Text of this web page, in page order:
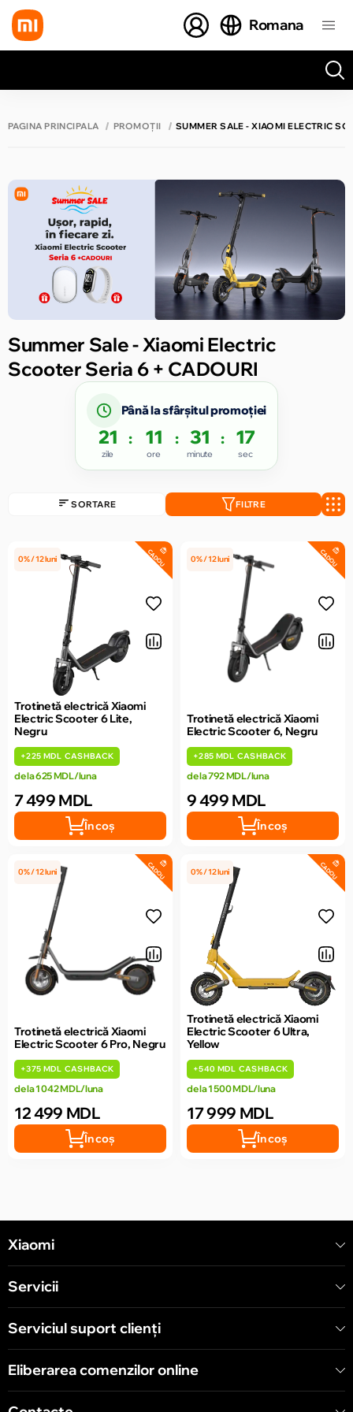
Romana
PAGINA PRINCIPALĂ PROMOȚII SUMMER SALE - XIAOMI ELECTRIC
Summer Sale - Xiaomi Electric
Scooter Seria 6 + CADOURI
Până la sfârșitul promoției
21
zile
: 11
ore
: 31
minute
: 17
sec
SORTARE FILTRE
CADOU
0% / 12 luni
Trotinetă electrică Xiaomi
Electric Scooter 6 Lite,
Negru
+225 MDL CASHBACK
de la 625 MDL/luna
7 499 MDL
În coș
CADOU
0% / 12 luni
Trotinetă electrică Xiaomi
Electric Scooter 6, Negru
+285 MDL CASHBACK
de la 792 MDL/luna
9 499 MDL
În coș
CADOU
0% / 12 luni
Trotinetă electrică Xiaomi
Electric Scooter 6 Pro, Negru
+375 MDL CASHBACK
de la 1 042 MDL/luna
12 499 MDL
În coș
CADOU
0% / 12 luni
Trotinetă electrică Xiaomi
Electric Scooter 6 Ultra,
Yellow
+540 MDL CASHBACK
de la 1 500 MDL/luna
17 999 MDL
În coș
Xiaomi
Servicii
Serviciul suport clienţi
Eliberarea comenzilor online